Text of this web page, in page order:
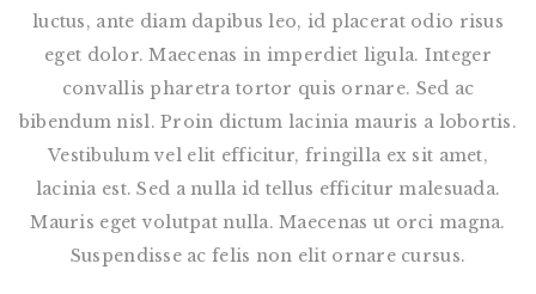
luctus, ante diam dapibus leo, id placerat odio risus
eget dolor. Maecenas in imperdiet ligula. Integer
convallis pharetra tortor quis ornare. Sed ac
bibendum nisl. Proin dictum lacinia mauris a lobortis.
Vestibulum vel elit efficitur, fringilla ex sit amet,
lacinia est. Sed a nulla id tellus efficitur malesuada.
Mauris eget volutpat nulla. Maecenas ut orci magna.
Suspendisse ac felis non elit ornare cursus.